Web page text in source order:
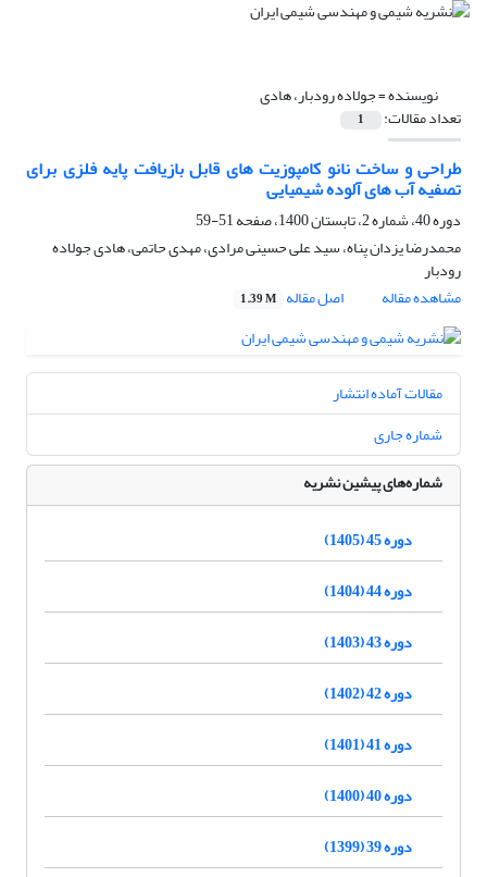
نویسنده =جولاده رودبار، هادی
تعداد مقالات: 1
طراحی و ساخت نانو کامپوزیت های قابل بازیافت پایه فلزی برای
تصفیه آب های آلوده شیمیایی
دوره 40، شماره 2، تابستان 1400، صفحه
51-59
محمدرضا یزدان پناه، سید علی حسینی مرادی، مهدی حاتمی، هادی جولاده
رودبار
مشاهده مقاله
اصل مقاله 1.39 M
مقالات آماده انتشار
شماره جاری
شماره‌های پیشین نشریه
دوره 45 (1405)
دوره 44 (1404)
دوره 43 (1403)
دوره 42 (1402)
دوره 41 (1401)
دوره 40 (1400)
دوره 39 (1399)